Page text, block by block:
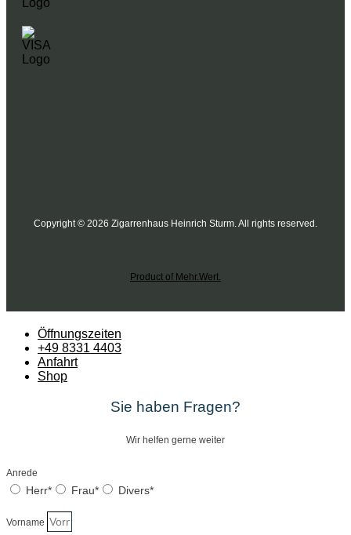
Copyright © 2026 Zigarrenhaus Heinrich Sturm. All rights reserved.
Product of Mehr.Wert.
Öffnungszeiten
+49 8331 4403
Anfahrt
Shop
Sie haben Fragen?
Wir helfen gerne weiter
Anrede
Herr* Frau* Divers*
Vorname